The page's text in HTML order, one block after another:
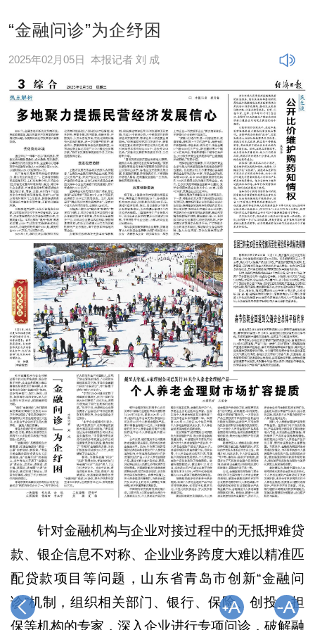
“金融问诊”为企纾困
2025年02月05日 本报记者 刘 成
针对金融机构与企业对接过程中的无抵押难贷
款、银企信息不对称、企业业务跨度大难以精准匹
配贷款项目等问题，山东省青岛市创新“金融问
诊”机制，组织相关部门、银行、保险、创投、担
保等机构的专家，深入企业进行专项问诊，破解融